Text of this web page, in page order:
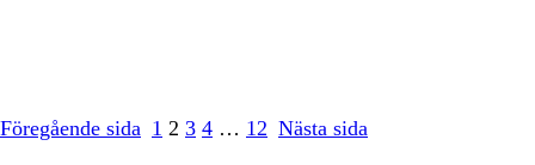
Föregående sida 1 2 3 4 … 12 Nästa sida